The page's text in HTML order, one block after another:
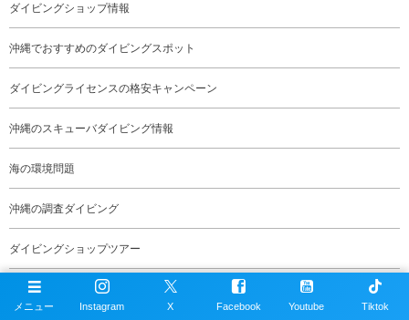
ダイビングショップ情報
沖縄でおすすめのダイビングスポット
ダイビングライセンスの格安キャンペーン
沖縄のスキューバダイビング情報
海の環境問題
沖縄の調査ダイビング
ダイビングショップツアー
ファンダイビング
メニュー Instagram X Facebook Youtube Tiktok